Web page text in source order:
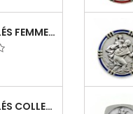
PORTE-CLÉS FEMME BIGOUDÈNE DU PAYS BRETON...
PORTE-CLÉS COLLECTION VINTAGE BLASON DU...